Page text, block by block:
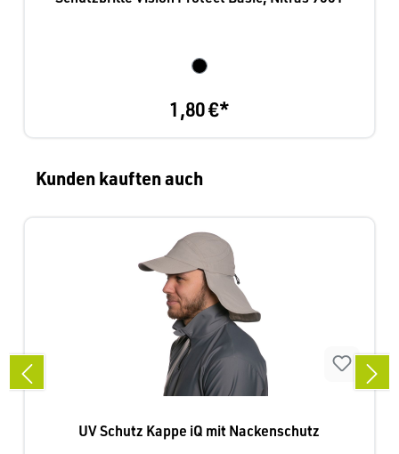
1,80 €*
Produktgalerie überspringen
Kunden kauften auch
UV Schutz Kappe iQ mit Nackenschutz